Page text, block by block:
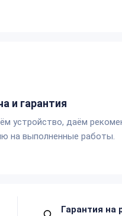
и гарантия
устройство, даём
на выполненные работы.
Гарантия на